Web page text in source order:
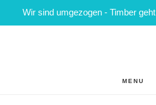
Wir sind umgezogen - Timber
MENU